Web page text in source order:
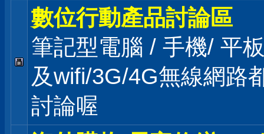
數位行動產品討論區
筆記型電腦 / 手機/ 平
及wifi/3G/4G無線網路
討論喔